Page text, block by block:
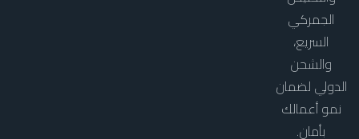
الجمركي
السريع،
والشحن
الدولي لضمان
نمو أعمالك
بأمان.